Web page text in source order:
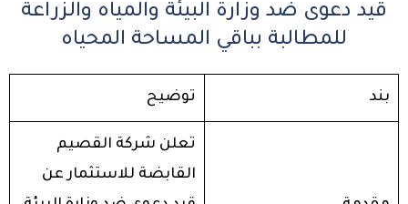
قيد دعوى ضد وزارة البيئة والمياه والزراعة
للمطالبة بباقي المساحة المحياه
بند توضيح
تعلن شركة القصيم
القابضة للاستثمار عن